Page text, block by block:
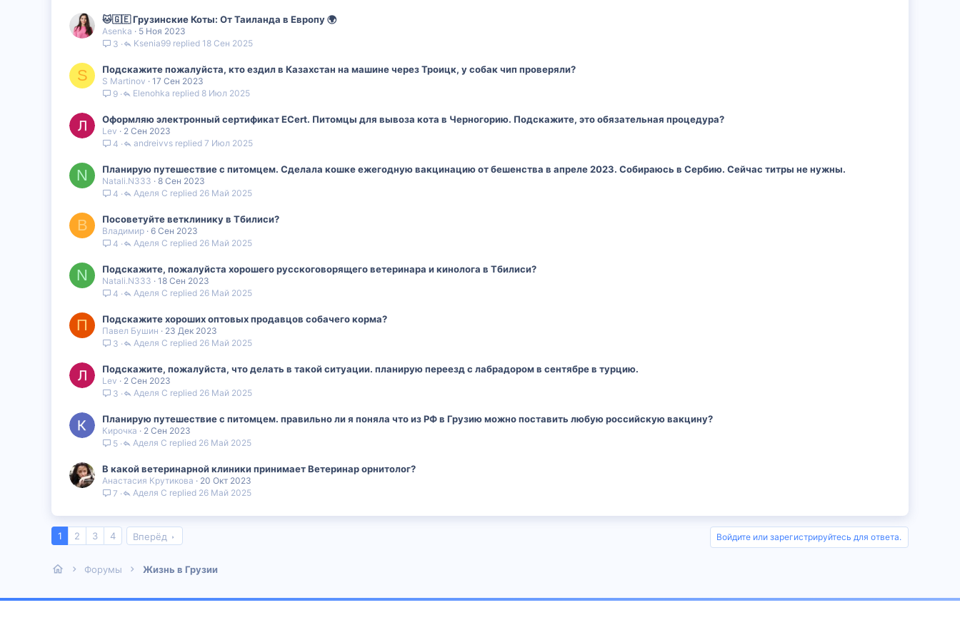
🐱🇬🇪 Грузинские Коты: От Таиланда в Европу 🌍
Asenka
5 Ноя 2023
3
18 Сен 2025
Ksenia99
S Подскажите пожалуйста, кто ездил в Казахстан на машине через Троицк, у собак чип проверяли?
S Martinov
17 Сен 2023
9
8 Июл 2025
Elenohka
Оформляю электронный сертификат ECert. Питомцы для вывоза кота в Черногорию. Подскажите, это обязательная процедура?
Lev
2 Сен 2023
4
7 Июл 2025
andreivvs
N Планирую путешествие с питомцем. Сделала кошке ежегодную вакцинацию от бешенства в апреле 2023. Собираюсь в Сербию. Сейчас титры не нужны.
Natali.N333
8 Сен 2023
4
26 Май 2025
Аделя С
В Посоветуйте ветклинику в Тбилиси?
Владимир 6 Сен 2023
4
26 Май 2025
Аделя С
N Подскажите, пожалуйста хорошего русскоговорящего ветеринара и кинолога в Тбилиси?
Natali.N333
18 Сен 2023
4
26 Май 2025
Аделя С
П Подскажите хороших оптовых продавцов собачего корма?
Павел Бушин
23 Дек 2023
3
26 Май 2025
Аделя С
Подскажите, пожалуйста, что делать в такой ситуации. планирую переезд с лабрадором в сентябре в турцию.
Lev
2 Сен 2023
3
26 Май 2025
Аделя С
Планирую путешествие с питомцем. правильно ли я поняла что из РФ в Грузию можно поставить любую российскую вакцину?
Кирочка
2 Сен 2023
5
26 Май 2025
Аделя С
В какой ветеринарной клиники принимает Ветеринар орнитолог?
Анастасия Крутикова
20 Окт 2023
7
26 Май 2025
Аделя С
1 2 3 4 Вперёд Войдите или зарегистрируйтесь для ответа.
Форумы Жизнь в Грузии